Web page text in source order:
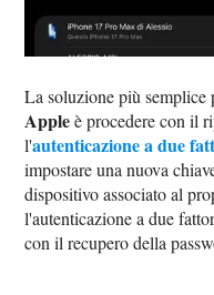
La soluzione più
Appleè procedere con il
l'autenticazione a due
impostare una nuova
dispositivo associato al
l'autenticazione a due
con il recupero della